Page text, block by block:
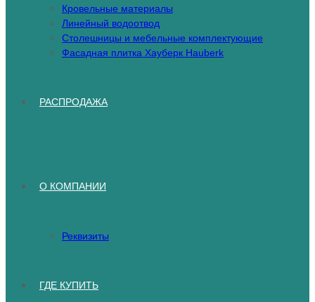
Кровельные материалы
Линейный водоотвод
Столешницы и мебельные комплектующие
Фасадная плитка Хауберк Hauberk
РАСПРОДАЖА
О КОМПАНИИ
Реквизиты
ГДЕ КУПИТЬ